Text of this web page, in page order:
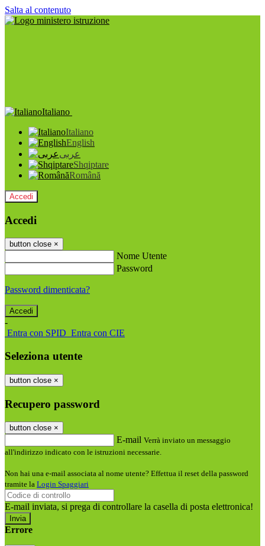
Salta al contenuto
Italiano
Italiano
English
عربى
Shqiptare
Română
Accedi
Accedi
button close ×
Nome Utente
Password
Password dimenticata?
-
Entra con SPID Entra con CIE
Seleziona utente
button close ×
Recupero password
button close ×
E-mail Verrà inviato un messaggio
all'indirizzo indicato con le istruzioni necessarie.
Non hai una e-mail associata al nome utente? Effettua il reset della password
tramite la Login Spaggiari
E-mail inviata, si prega di controllare la casella di posta elettronica!
Errore